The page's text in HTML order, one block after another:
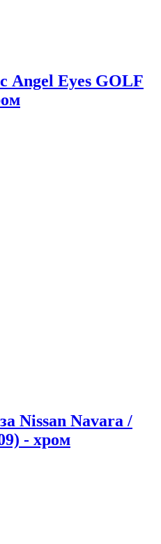
Angel Eyes GOLF
Nissan Navara /
- хром